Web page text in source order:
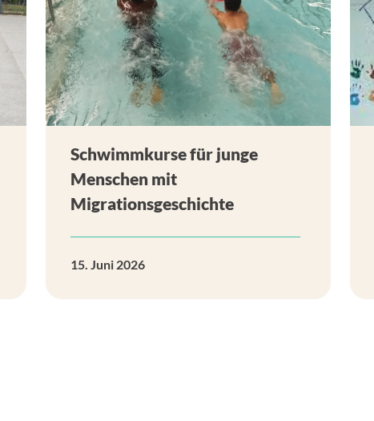
Schwimmkurse für junge
Menschen mit
Migrationsgeschichte
15. Juni 2026